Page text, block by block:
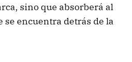
sino que absorberá al
se encuentra detrás de la